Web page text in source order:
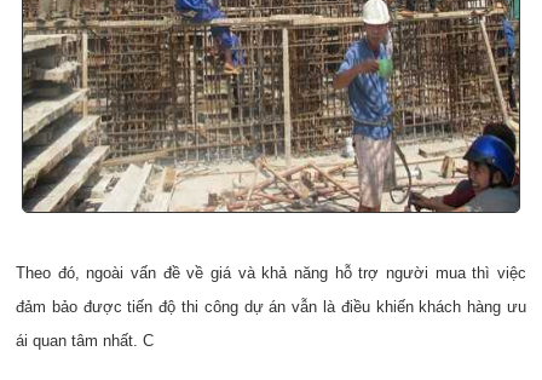
Theo đó, ngoài vấn đề về giá và khả năng hỗ trợ người mua thì việc
đảm bảo được tiến độ thi công dự án vẫn là điều khiến khách hàng ưu
ái quan tâm nhất. C